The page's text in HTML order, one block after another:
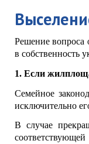
Решение вопроса
в собственность
1. Если
Семейное
исключительно
В случае